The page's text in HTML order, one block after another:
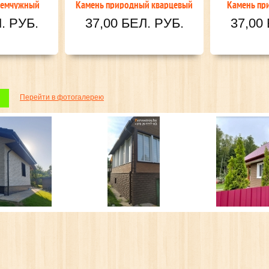
руб.
САЙДИНГ BERGART
от 20.10 бел. руб. от 19.50
песочный
РУБ.
Камень природный серо-
коричневый
37,00 БЕЛ. РУБ.
Перейти в фотогалерею